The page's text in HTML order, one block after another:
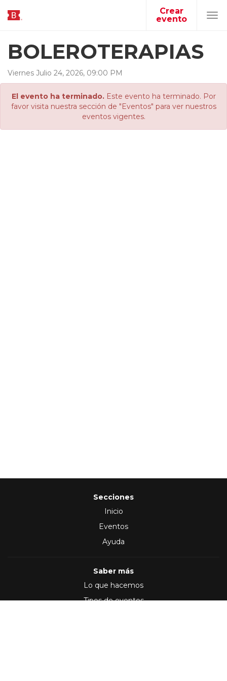
Crear
evento
BOLEROTERAPIAS
Viernes Julio 24, 2026, 09:00 PM
El evento ha terminado.Este evento ha terminado. Por
favor visita nuestra sección de "Eventos" para ver nuestros
eventos vigentes.
Secciones
Inicio
Eventos
Ayuda
Saber más
Lo que hacemos
Tipos de eventos